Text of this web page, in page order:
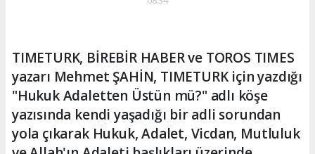
TIMETURK, BİREBİR HABER ve TOROS TIMES
yazarı Mehmet ŞAHİN, TIMETURK için yazdığı
"Hukuk Adaletten Üstün mü?" adlı köşe
yazısında kendi yaşadığı bir adli sorundan
yola çıkarak Hukuk, Adalet, Vicdan, Mutluluk